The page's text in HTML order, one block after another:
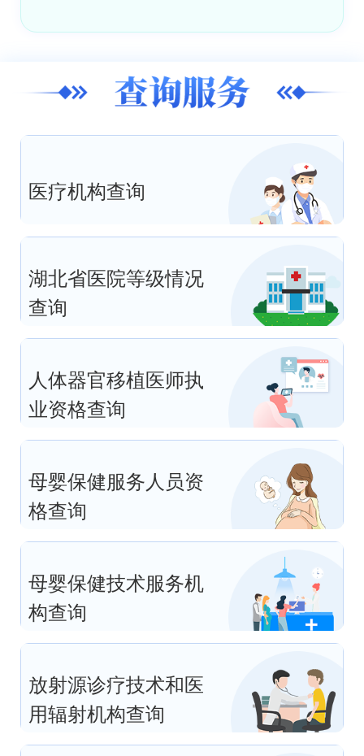
医疗机构查询
湖北省医院等级情况
查询
人体器官移植医师执
业资格查询
母婴保健服务人员资
格查询
母婴保健技术服务机
构查询
放射源诊疗技术和医
用辐射机构查询